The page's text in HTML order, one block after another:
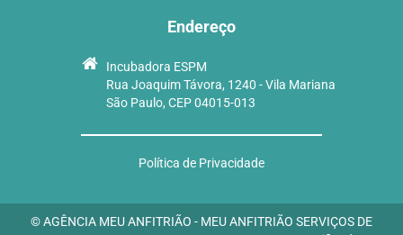
Endereço
Incubadora ESPM
Rua Joaquim Távora, 1240 - Vila Mariana
São Paulo, CEP 04015-013
Política de Privacidade
© AGÊNCIA MEU ANFITRIÃO - MEU ANFITRIÃO SERVIÇOS DE